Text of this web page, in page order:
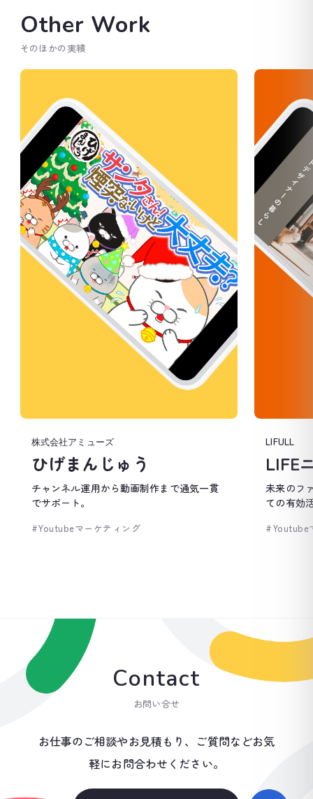
Other Work
そのほかの実績
株式会社アミューズ
ひげまんじゅう
チャンネル運用から動画制作まで通気一貫
でサポート。
#Youtubeマーケティング
LIFULL
LIFE
未来のフ
ての有効
#Youtube
Contact
お問い合せ
お仕事のご相談やお見積もり、ご質問などお気
軽にお問合わせください。